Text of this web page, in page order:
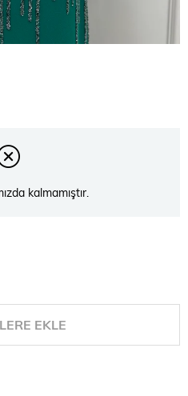
kalmamıştır.
EKLE